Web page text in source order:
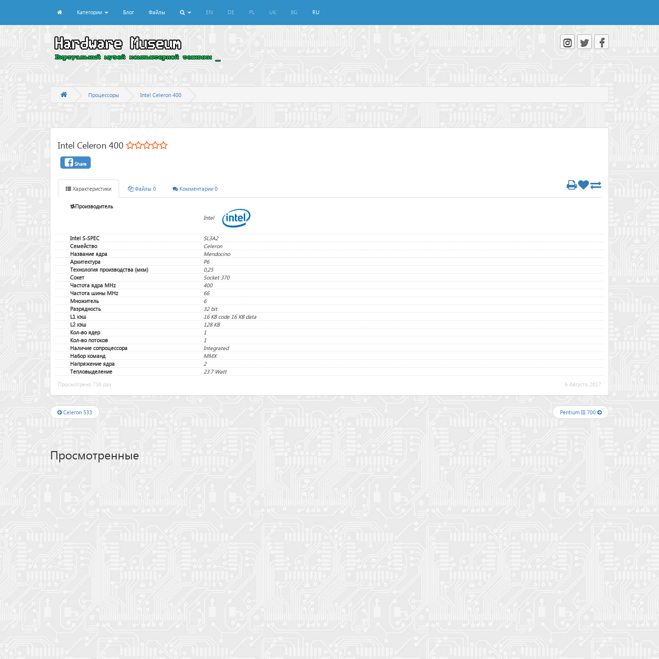
Категории Блог Файлы EN DE PL UK BG RU
Процессоры Intel Celeron 400
Intel Celeron 400
Share
Характеристики Файлы 0 Комментарии 0
Производитель
Intel
Intel S-SPEC
SL3A2
Семейство
Celeron
Название ядра
Mendocino
Архитектура
P6
Технология производства (мкм)
0,25
Сокет
Socket 370
Частота ядра MHz
400
Частота шины MHz
66
Множитель
6
Разрядность
32 bit
L1 кэш
16 KB code 16 KB data
L2 кэш
128 KB
Кол-во ядер
1
Кол-во потоков
1
Наличие сопроцессора
Integrated
Набор команд
MMX
Напряжение ядра
2
Тепловыделение
23.7 Watt
Просмотрено 738 раз
6 Августа 2017
Celeron 533 Pentium III 700
Просмотренные